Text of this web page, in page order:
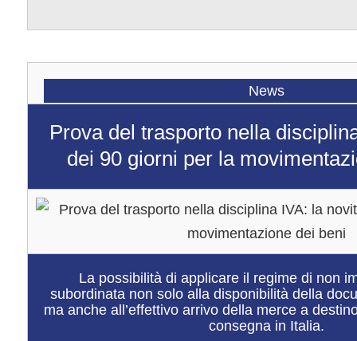
News
Prova del trasporto nella
dei 90 giorni per la
La possibilità di applicare il regime di non
subordinata non solo alla disponibilità della
ma anche all’effettivo arrivo della merce a
consegna in Italia.